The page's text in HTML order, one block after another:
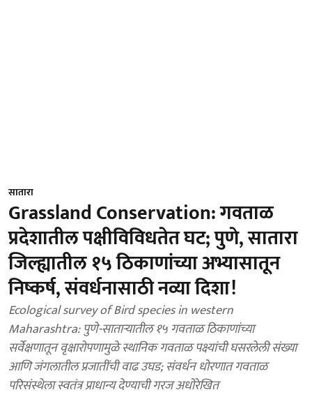
सातारा
Grassland Conservation: गवताळ
प्रदेशातील पक्षीविविधतेत घट; पुणे, सातारा
जिल्ह्यातील १५ ठिकाणांच्या अभ्यासातून
निष्कर्ष, संवर्धनासाठी नव्या दिशा!
Ecological survey of Bird species in western
Maharashtra: पुणे-साताऱ्यातील १५ गवताळ ठिकाणांच्या
सर्वेक्षणातून वृक्षारोपणामुळे स्थानिक गवताळ पक्ष्यांची घसरलेली संख्या
आणि जंगलातील प्रजातींची वाढ उघड; संवर्धन धोरणात गवताळ
परिसंस्थेला स्वतंत्र प्राधान्य देण्याची गरज अधोरेखित